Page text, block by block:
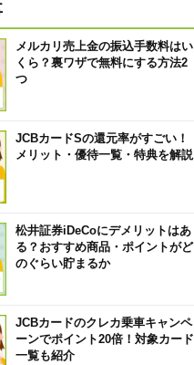
メルカリ売上金の振込手数料はい
くら？裏ワザで無料にする方法2
つ
JCBカードSの還元率がすごい！
メリット・優待一覧・特典を解説
松井証券iDeCoにデメリットはあ
る？おすすめ商品・ポイントがど
のぐらい貯まるか
JCBカードのクレカ乗車キャンペ
ーンでポイント20倍！対象カード
一覧も紹介